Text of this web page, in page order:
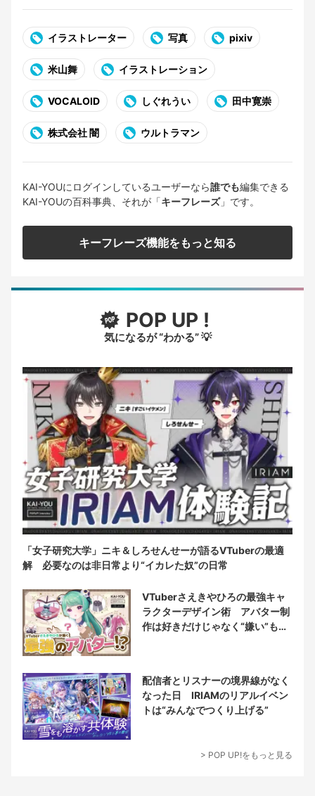
イラストレーター 写真 pixiv
米山舞 イラストレーション
VOCALOID しぐれうい 田中寛崇
株式会社 闇 ウルトラマン
KAI-YOUにログインしているユーザーなら誰でも編集できる
KAI-YOUの百科事典、それが「キーフレーズ」です。
キーフレーズ機能をもっと知る
POP UP !
気になるが “わかる” 💡
「女子研究大学」ニキ＆しろせんせーが語るVTuberの最適
解 必要なのは非日常より“イカレた奴”の日常
VTuberさえきやひろの最強キャ
ラクターデザイン術 アバター制
作は好きだけじゃなく“嫌い”もブ
配信者とリスナーの境界線がなく
なった日 IRIAMのリアルイベン
トは“みんなでつくり上げる”
> POP UP!をもっと見る